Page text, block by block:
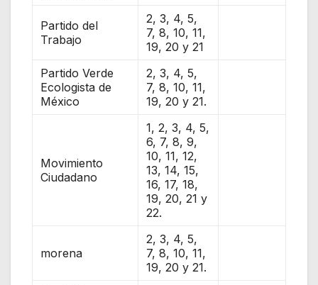
Partido del
Trabajo
2, 3, 4, 5,
7, 8, 10, 11,
19, 20 y 21
Partido Verde
Ecologista de
México
2, 3, 4, 5,
7, 8, 10, 11,
19, 20 y 21.
Movimiento
Ciudadano
1, 2, 3, 4, 5,
6, 7, 8, 9,
10, 11, 12,
13, 14, 15,
16, 17, 18,
19, 20, 21 y
22.
morena
2, 3, 4, 5,
7, 8, 10, 11,
19, 20 y 21.